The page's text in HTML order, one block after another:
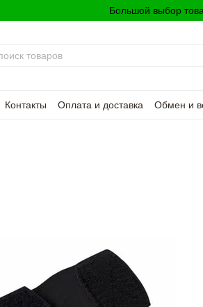
Большой выбор
Контакты Оплата и доставка Обмен и